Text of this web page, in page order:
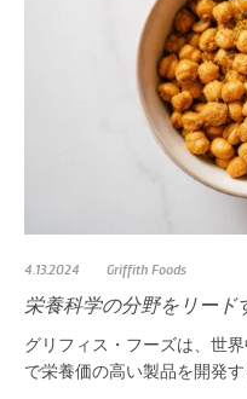
4.13.2024 Griffith Foods
栄養科学の分野をリード
グリフィス・フーズは、世
で栄養価の高い製品を開発